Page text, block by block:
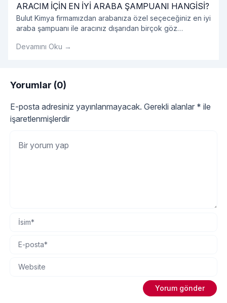
ARACIM İÇİN EN İYİ ARABA ŞAMPUANI HANGİSİ?
Bulut Kimya firmamızdan arabanıza özel seçeceğiniz en iyi
araba şampuanı ile aracınız dışarıdan birçok göz
fırsat ile pek çok seçeneğimiz bulunuyor.
Devamını Oku →
Yorumlar (0)
E-posta adresiniz yayınlanmayacak. Gerekli alanlar * ile
işaretlenmişlerdir